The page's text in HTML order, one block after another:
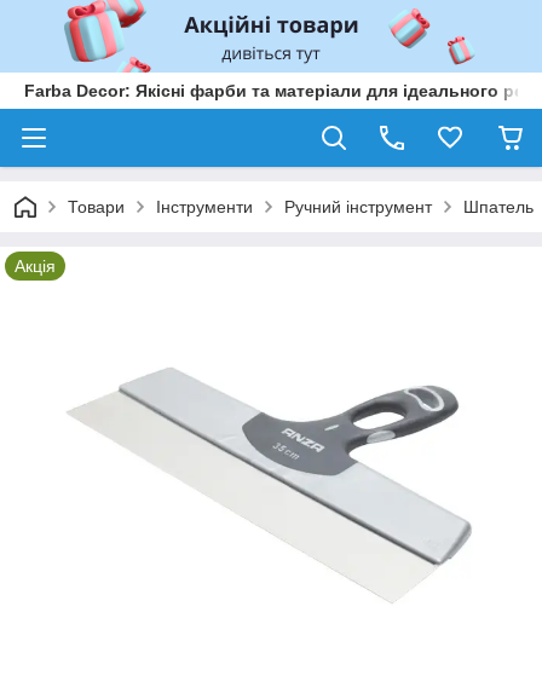
Farba Decor: Якісні фарби та матеріали для ідеального
Товари Інструменти Ручний інструмент Шпатель
Акція